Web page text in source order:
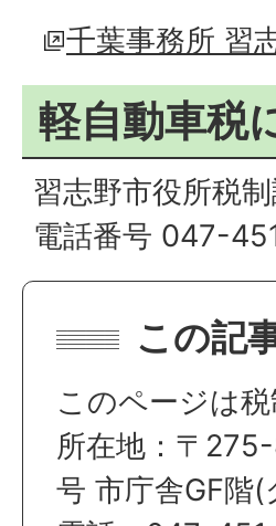
千葉事務所 習
軽自動車税
習志野市役所税
電話番号 047-
この記
このページは
所在地：〒
号 市庁舎GF階